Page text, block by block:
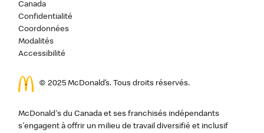
Canada
Confidentialité
Coordonnées
Modalités
Accessibilité
© 2025 McDonald’s. Tous droits réservés.
McDonald's du Canada et ses franchisés indépendants
s'engagent à offrir un milieu de travail diversifié et inclusif